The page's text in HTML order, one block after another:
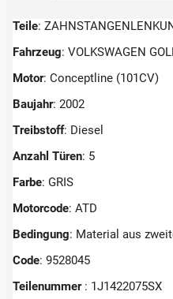
Teile:
Fahrzeug: VOLKSWAGEN
Motor: Conceptline (101CV)
Baujahr: 2002
Treibstoff: Diesel
Anzahl Türen: 5
Farbe: GRIS
Motorcode: ATD
Bedingung: Material aus
Code: 9528045
Teilenummer : 1J1422075SX